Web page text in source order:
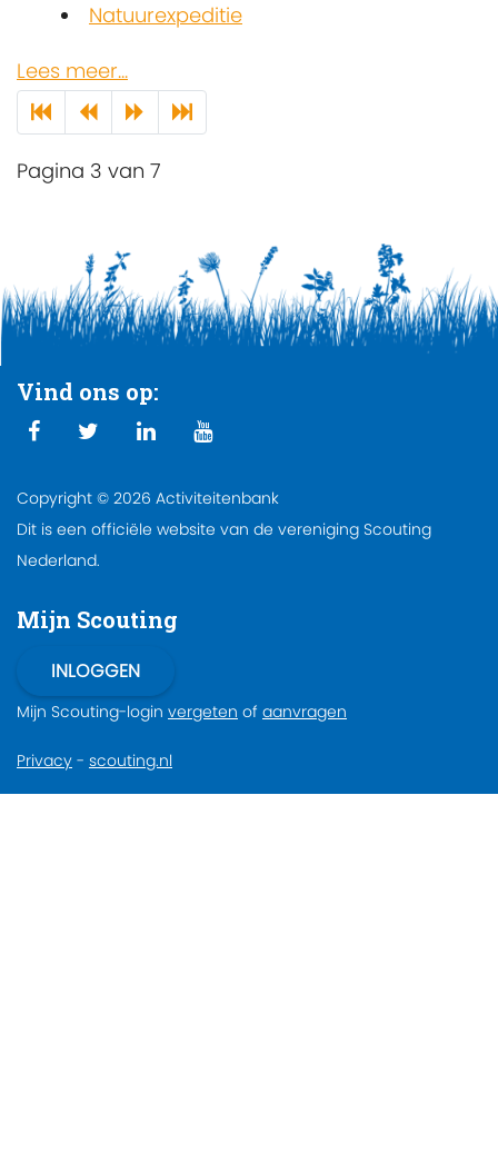
Natuurexpeditie
Lees meer...
Pagina 3 van 7
Vind ons op:
Copyright © 2026 Activiteitenbank
Dit is een officiële website van de vereniging Scouting
Nederland.
Mijn Scouting
Mijn Scouting-login vergeten of aanvragen
Privacy - scouting.nl